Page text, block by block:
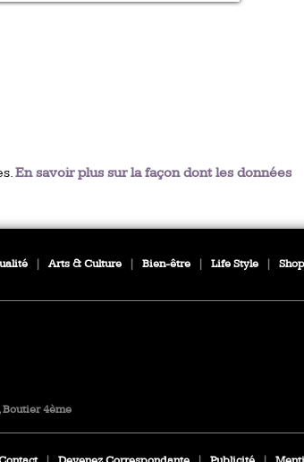
En savoir plus sur la façon dont les données
Arts & Culture Bien-être Life Style
Boutier 4ème